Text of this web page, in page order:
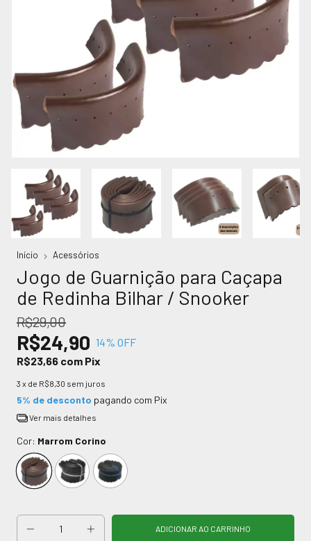
Início Acessórios
Jogo de Guarnição para Caçapa
de Redinha Bilhar / Snooker
R$29,00
R$24,90 14% OFF
R$23,66 com Pix
3 x de R$8,30 sem juros
5% de desconto pagando com Pix
Ver mais detalhes
Cor: Marrom Corino